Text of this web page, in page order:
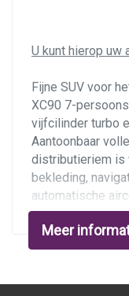
Achterspoiler
verwarmbaar
Centrale
Dakrails
U kunt hierop uw
Fijne SUV voor
XC90 7-
vijfcilinder turbo
Aantoonbaar
distributieriem is
bekleding,
automatische
parkeersensoren.
Ondernemers
Vervolgens kunt
Meer